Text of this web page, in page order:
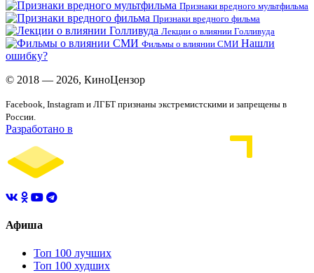
Признаки вредного мультфильма
Признаки вредного фильма
Лекции о влиянии Голливуда
Фильмы о влиянии СМИ Нашли
ошибку?
© 2018 — 2026, КиноЦензор
Facebook, Instagram и ЛГБТ признаны экстремистскими и запрещены в
России.
Разработано в
Афиша
Топ 100 лучших
Топ 100 худших